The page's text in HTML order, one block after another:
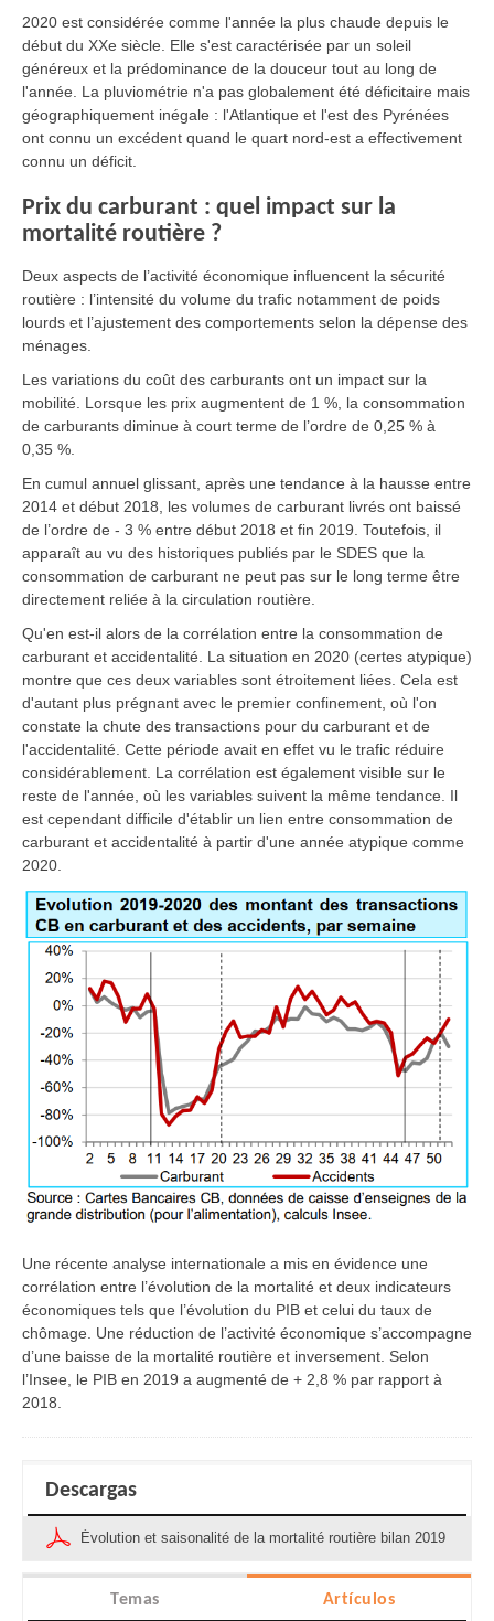
2020 est considérée comme l'année la plus chaude depuis le
début du XXe siècle. Elle s'est caractérisée par un soleil
généreux et la prédominance de la douceur tout au long de
l'année. La pluviométrie n'a pas globalement été déficitaire mais
géographiquement inégale : l'Atlantique et l'est des Pyrénées
ont connu un excédent quand le quart nord-est a effectivement
connu un déficit.
Prix du carburant : quel impact sur la
mortalité routière ?
Deux aspects de l’activité économique influencent la sécurité
routière : l’intensité du volume du trafic notamment de poids
lourds et l’ajustement des comportements selon la dépense des
ménages.
Les variations du coût des carburants ont un impact sur la
mobilité. Lorsque les prix augmentent de 1 %, la consommation
de carburants diminue à court terme de l’ordre de 0,25 % à
0,35 %.
En cumul annuel glissant, après une tendance à la hausse entre
2014 et début 2018, les volumes de carburant livrés ont baissé
de l’ordre de - 3 % entre début 2018 et fin 2019. Toutefois, il
apparaît au vu des historiques publiés par le SDES que la
consommation de carburant ne peut pas sur le long terme être
directement reliée à la circulation routière.
Qu'en est-il alors de la corrélation entre la consommation de
carburant et accidentalité. La situation en 2020 (certes atypique)
montre que ces deux variables sont étroitement liées. Cela est
d'autant plus prégnant avec le premier confinement, où l'on
constate la chute des transactions pour du carburant et de
l'accidentalité. Cette période avait en effet vu le trafic réduire
considérablement. La corrélation est également visible sur le
reste de l'année, où les variables suivent la même tendance. Il
est cependant difficile d'établir un lien entre consommation de
carburant et accidentalité à partir d'une année atypique comme
2020.
Une récente analyse internationale a mis en évidence une
corrélation entre l’évolution de la mortalité et deux indicateurs
économiques tels que l’évolution du PIB et celui du taux de
chômage. Une réduction de l’activité économique s’accompagne
d’une baisse de la mortalité routière et inversement. Selon
l’Insee, le PIB en 2019 a augmenté de + 2,8 % par rapport à
2018.
Descargas
Évolution et saisonalité de la mortalité routière bilan 2019
Temas Artículos